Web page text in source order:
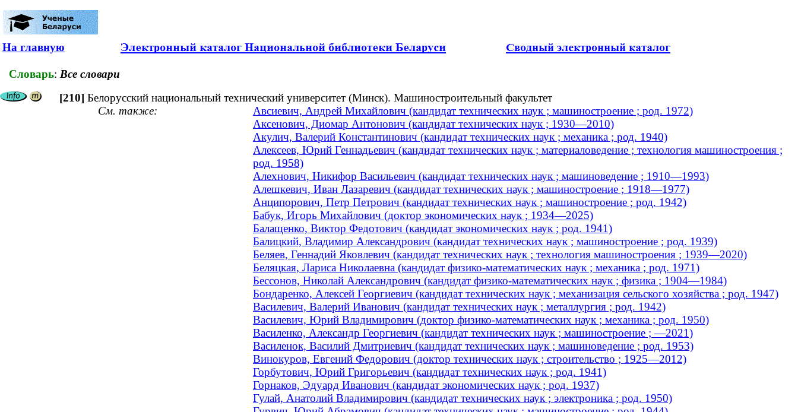
На главную
Словарь: Все словари
[210] Белорусский национальный технический университет (Минск). Машиностроительный факультет
См. также:
Авсиевич, Андрей Михайлович (кандидат технических наук ; машиностроение ; род. 1972)
Аксенович, Диомар Антонович (кандидат технических наук ; 1930—2010)
Акулич, Валерий Константинович (кандидат технических наук ; механика ; род. 1940)
Алексеев, Юрий Геннадьевич (кандидат технических наук ; материаловедение ; технология машиностроения ;
род. 1958)
Алехнович, Никифор Васильевич (кандидат технических наук ; машиноведение ; 1910—1993)
Алешкевич, Иван Лазаревич (кандидат технических наук ; машиностроение ; 1918—1977)
Анципорович, Петр Петрович (кандидат технических наук ; машиностроение ; род. 1942)
Бабук, Игорь Михайлович (доктор экономических наук ; 1934—2025)
Балащенко, Виктор Федотович (кандидат экономических наук ; род. 1941)
Балицкий, Владимир Александрович (кандидат технических наук ; машиностроение ; род. 1939)
Беляев, Геннадий Яковлевич (кандидат технических наук ; технология машиностроения ; 1939—2020)
Беляцкая, Лариса Николаевна (кандидат физико-математических наук ; механика ; род. 1971)
Бессонов, Николай Александрович (кандидат физико-математических наук ; физика ; 1904—1984)
Бондаренко, Алексей Георгиевич (кандидат технических наук ; механизация сельского хозяйства ; род. 1947)
Василевич, Валерий Иванович (кандидат технических наук ; металлургия ; род. 1942)
Василевич, Юрий Владимирович (доктор физико-математических наук ; механика ; род. 1950)
Василенко, Александр Георгиевич (кандидат технических наук ; машиностроение ; —2021)
Василенок, Василий Дмитриевич (кандидат технических наук ; машиноведение ; род. 1953)
Винокуров, Евгений Федорович (доктор технических наук ; строительство ; 1925—2012)
Горбутович, Юрий Григорьевич (кандидат технических наук ; род. 1941)
Горнаков, Эдуард Иванович (кандидат экономических наук ; род. 1937)
Гулай, Анатолий Владимирович (кандидат технических наук ; электроника ; род. 1950)